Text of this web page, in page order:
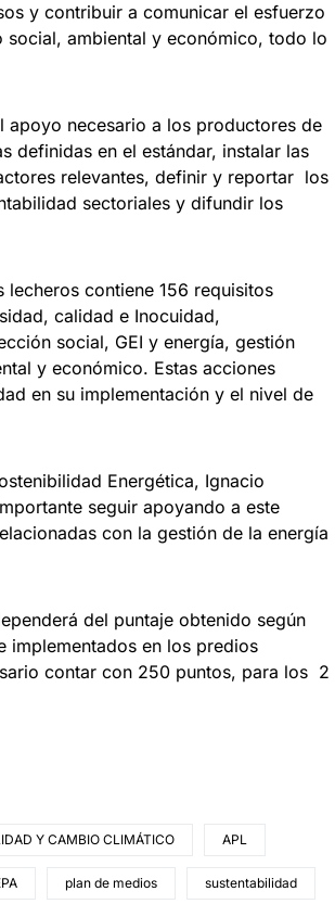
y contribuir a comunicar el esfuerzo
social, ambiental y económico, todo lo
apoyo necesario a los productores de
definidas en el estándar, instalar las
relevantes, definir y reportar los
sectoriales y difundir los
contiene 156 requisitos
calidad e Inocuidad,
social, GEI y energía, gestión
y económico. Estas acciones
en su implementación y el nivel de
Energética, Ignacio
seguir apoyando a este
con la gestión de la energía
del puntaje obtenido según
implementados en los predios
contar con 250 puntos, para los 2
Y CAMBIO CLIMÁTICO APL
plan de medios sustentabilidad